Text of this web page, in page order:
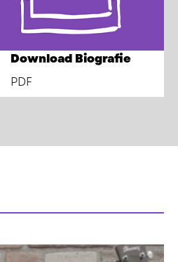
Download Biografie
PDF